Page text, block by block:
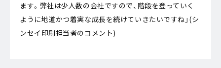
ます。弊社は少人数の会社ですので、階段を登っていく
ように地道かつ着実な成長を続けていきたいですね」(シ
ンセイ印刷担当者のコメント)